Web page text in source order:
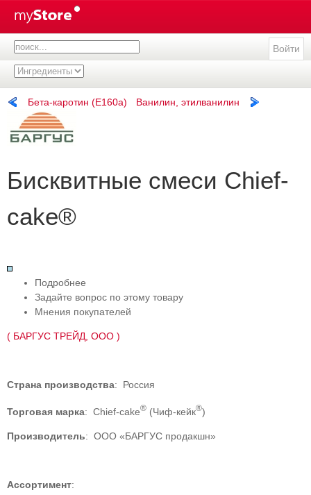
Войти
Бета-каротин (E160a) Ванилин, этилванилин
Бисквитные смеси Chief-
cake®
Подробнее
Задайте вопрос по этому товару
Мнения покупателей
( БАРГУС ТРЕЙД, ООО )
Страна производства: Россия
Торговая марка: Chief-cake® (Чиф-кейк®)
Производитель: ООО «БАРГУС продакшн»
Ассортимент: